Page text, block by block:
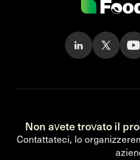
Non avete trovato il
Contattateci, lo